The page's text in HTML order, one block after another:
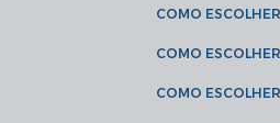
COMO
COMO
COMO